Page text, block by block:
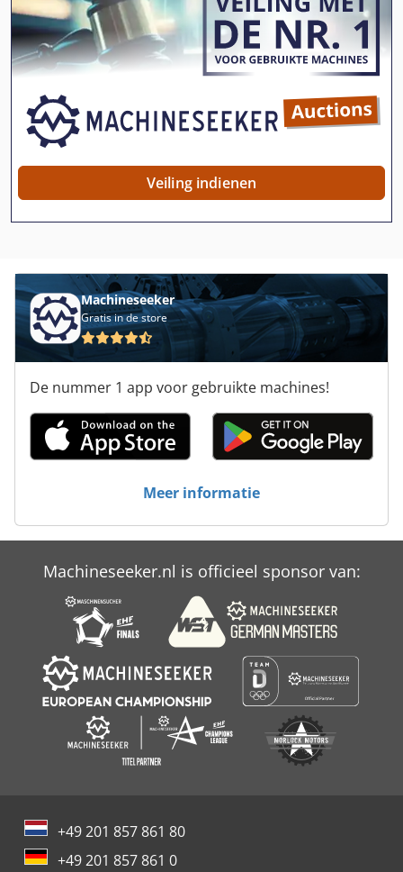
Auerbach
Bottene
Braun
Ebeha
Ekm
Gereedschapswerktuigen
Haffner
Koenig
Maier
Messer
Messer Griesheim
Schleicher Bohrfix
Spindelpers
Sproeier
Veiling indienen
Machineseeker
Gratis in de store
De nummer 1 app voor gebruikte machines!
Meer informatie
Machineseeker.nl is officieel sponsor van:
+49 201 857 861 80
+49 201 857 861 0